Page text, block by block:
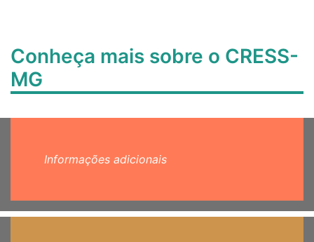
Conheça mais sobre o CRESS-
MG
Informações adicionais